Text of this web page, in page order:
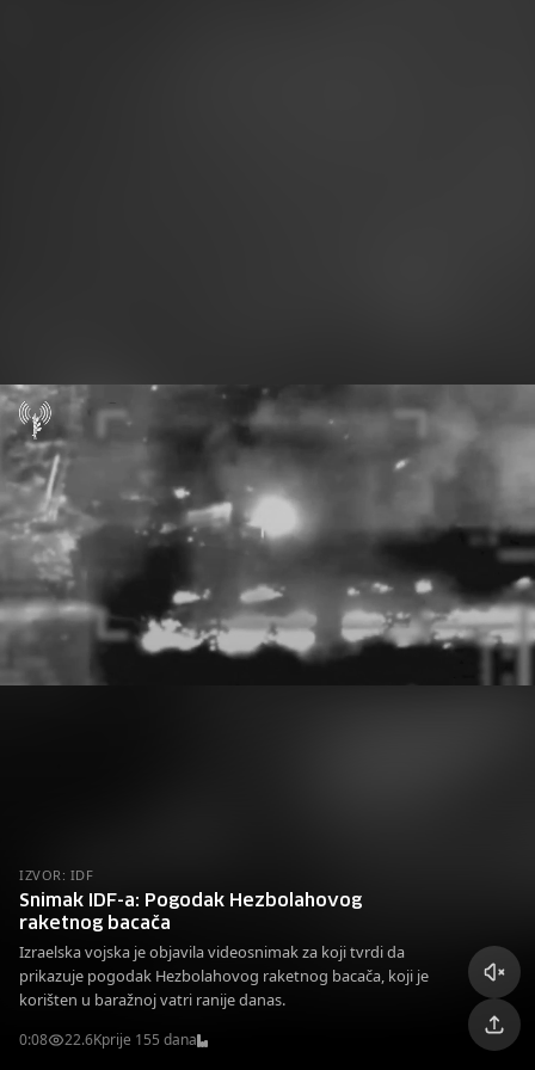
IZVOR: IDF
Snimak IDF-a: Pogodak Hezbolahovog
raketnog bacača
Izraelska vojska je objavila videosnimak za koji tvrdi da
prikazuje pogodak Hezbolahovog raketnog bacača, koji je
korišten u baražnoj vatri ranije danas.
0:08 22.6Kprije 155 dana